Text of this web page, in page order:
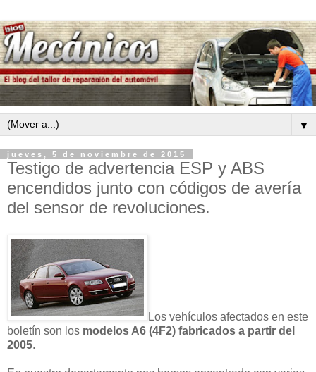
▼
jueves, 5 de noviembre de 2015
Testigo de advertencia ESP y ABS
encendidos junto con códigos de avería
del sensor de revoluciones.
Los vehículos afectados en este
boletín son los modelos A6 (4F2) fabricados a partir del
2005.